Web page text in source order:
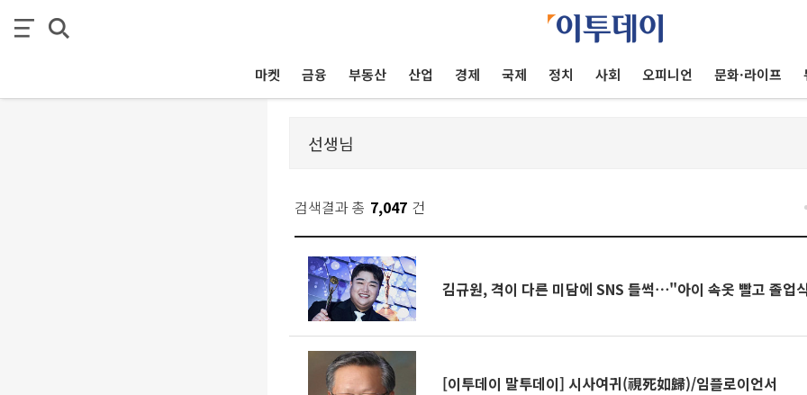
마켓 금융 부동산 산업 경제 국제 정치 사회 오피니언 문화·라이프
검색결과 총 7,047 건
김규원, 격이 다른 미담에 SNS 들썩⋯"아이 속옷 빨고 졸업
[이투데이 말투데이] 시사여귀(視死如歸)/임플로이언서